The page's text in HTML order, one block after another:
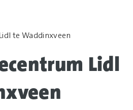
te Waddinxveen
Lidl